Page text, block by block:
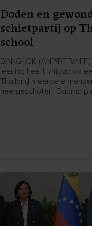
Doden en
schietpartij op
school
BANGKOK (ANP/RTR/
leerling heeft vrijdag op
Thailand meerdere
neergeschoten. Daarna